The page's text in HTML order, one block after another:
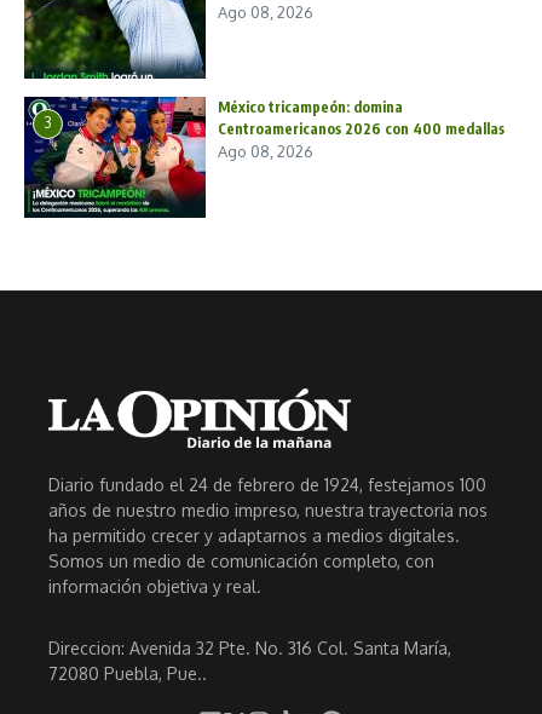
Ago 08, 2026
3
México tricampeón: domina
Centroamericanos 2026 con 400 medallas
Ago 08, 2026
Diario fundado el 24 de febrero de 1924, festejamos 100
años de nuestro medio impreso, nuestra trayectoria nos
ha permitido crecer y adaptarnos a medios digitales.
Somos un medio de comunicación completo, con
información objetiva y real.
Direccion: Avenida 32 Pte. No. 316 Col. Santa María,
72080 Puebla, Pue..